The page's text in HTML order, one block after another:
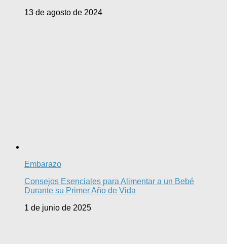
13 de agosto de 2024
Embarazo
Consejos Esenciales para Alimentar a un Bebé
Durante su Primer Año de Vida
1 de junio de 2025